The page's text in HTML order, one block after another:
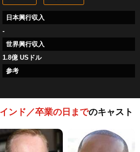
日本興行収入
-
世界興行収入
1.8億 USドル
参考
ンド／卒業の日までのキャスト